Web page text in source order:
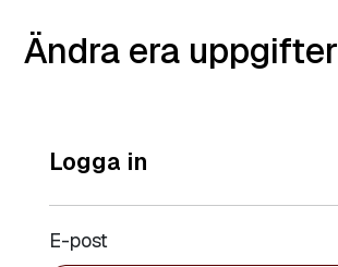
Ändra era uppgifter
Logga in
E-post